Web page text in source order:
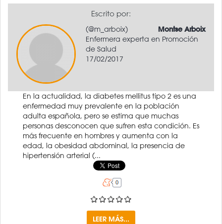
Escrito por:
Montse Arboix
(@m_arboix)
Enfermera experta en Promoción
de Salud
17/02/2017
En la actualidad, la diabetes mellitus tipo 2 es una
enfermedad muy prevalente en la población
adulta española, pero se estima que muchas
personas desconocen que sufren esta condición. Es
más frecuente en hombres y aumenta con la
edad, la obesidad abdominal, la presencia de
hipertensión arterial (...
LEER MÁS...